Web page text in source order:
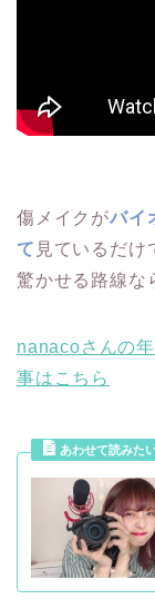
傷メイクがバイ
て 見ているだけ
驚かせる路線な
nanacoさんの
事はこちら